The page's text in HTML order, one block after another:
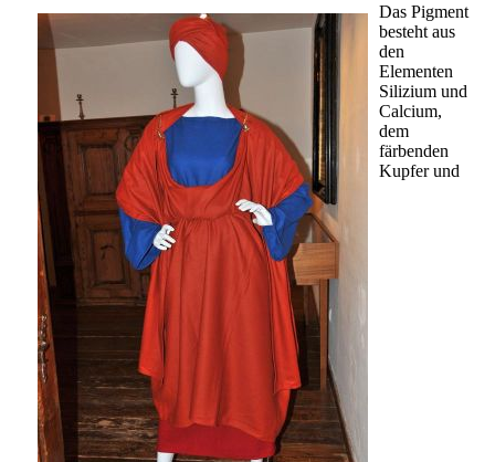
Das Pigment
besteht aus
den
Elementen
Silizium und
Calcium,
dem
färbenden
Kupfer und